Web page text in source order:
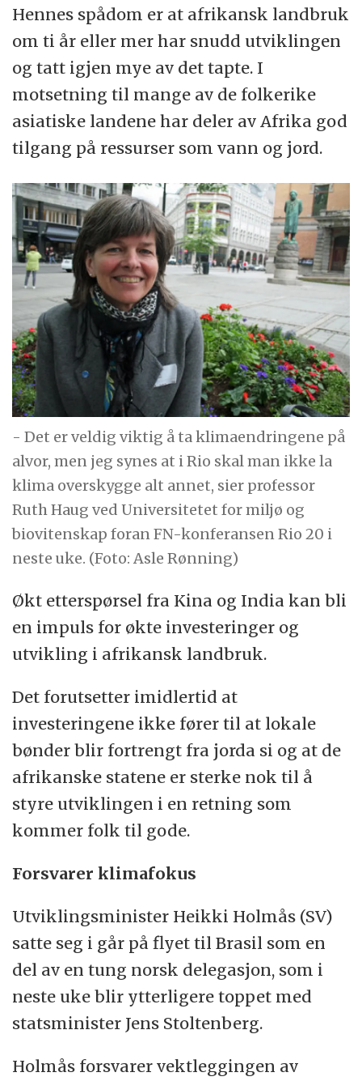
Hennes spådom er at afrikansk landbruk
om ti år eller mer har snudd utviklingen
og tatt igjen mye av det tapte. I
motsetning til mange av de folkerike
asiatiske landene har deler av Afrika god
tilgang på ressurser som vann og jord.
- Det er veldig viktig å ta klimaendringene på
alvor, men jeg synes at i Rio skal man ikke la
klima overskygge alt annet, sier professor
Ruth Haug ved Universitetet for miljø og
biovitenskap foran FN-konferansen Rio 20 i
neste uke. (Foto: Asle Rønning)
Økt etterspørsel fra Kina og India kan bli
en impuls for økte investeringer og
utvikling i afrikansk landbruk.
Det forutsetter imidlertid at
investeringene ikke fører til at lokale
bønder blir fortrengt fra jorda si og at de
afrikanske statene er sterke nok til å
styre utviklingen i en retning som
kommer folk til gode.
Forsvarer klimafokus
Utviklingsminister Heikki Holmås (SV)
satte seg i går på flyet til Brasil som en
del av en tung norsk delegasjon, som i
neste uke blir ytterligere toppet med
statsminister Jens Stoltenberg.
Holmås forsvarer vektleggingen av